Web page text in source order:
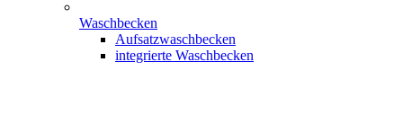
Waschbecken
Aufsatzwaschbecken
integrierte Waschbecken